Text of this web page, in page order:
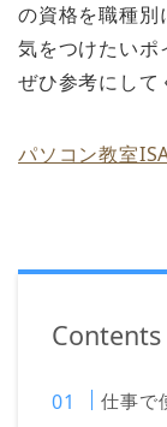
の資格を職種別
気をつけたいポ
ぜひ参考にして
パソコン教室
Contents
仕事で